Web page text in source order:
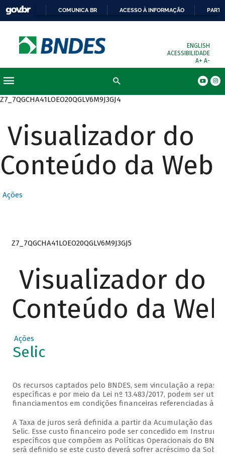
COMUNICA BR ACESSO À INFORMAÇÃO
ENGLISH
ACESSIBILIDADE
A+ A-
Z7_7QGCHA41LOEO20QGLV6M9J3GJ4
Visualizador do
Conteúdo da Web
Ações
Z7_7QGCHA41LOEO20QGLV6M9J3GJ5
Visualizador do
Conteúdo da Web
Ações
Selic
Os recursos captados pelo BNDES, sem vinculação a
específicas e por meio da Lei nº 13.483/2017, podem ser
financiamentos em condições financeiras referenciadas à
A Taxa de juros será definida a partir da Acumulação das
Selic. Esse custo financeiro pode ser concedido em
específicos que compõem as Políticas Operacionais do
será definido se este custo deverá sofrer acréscimo da